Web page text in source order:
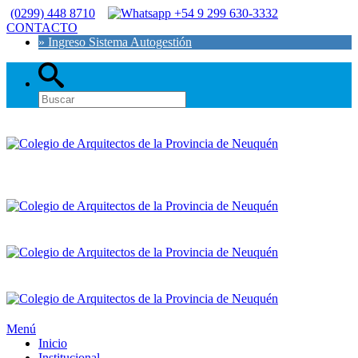
(0299) 448 8710
+54 9 299 630-3332
CONTACTO
» Ingreso Sistema Autogestión
Menú
Inicio